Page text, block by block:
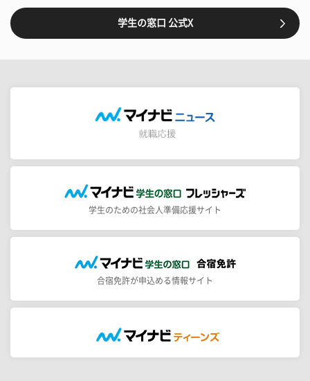
学生の窓口 公式X
学生のための社会人準備応援サイト
合宿免許が申込める情報サイト